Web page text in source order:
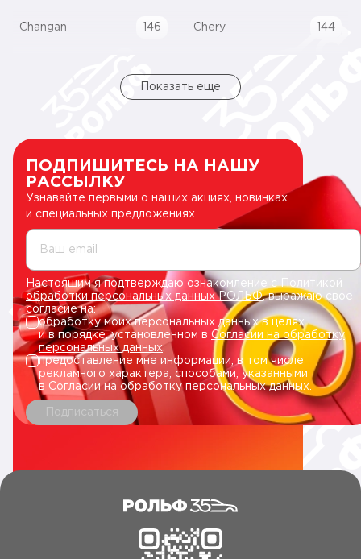
Changan 146 Chery 144
Показать еще
ПОДПИШИТЕСЬ НА НАШУ
РАССЫЛКУ
Узнавайте первыми о наших акциях, новинках
и специальных предложениях
Ваш email
Настоящим я подтверждаю ознакомление сПолитикой
обработки персональных данных РОЛЬФ, выражаю свое
согласие на:
обработку моих персональных данных в целях
и в порядке, установленном в Согласии на обработку
персональных данных
предоставление мне информации, в том числе
рекламного характера, способами, указанными
в Согласии на обработку персональных данных
Подписаться